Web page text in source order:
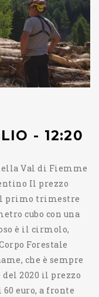
- 12:20
Val di Fiemme
Il prezzo
primo trimestre
cubo con una
è il cirmolo,
Forestale
che è sempre
2020 il prezzo
euro, a fronte